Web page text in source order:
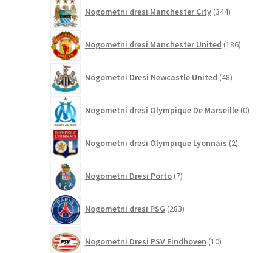
Nogometni dresi Manchester City 344izdelkov
Nogometni dresi Manchester United 186izdelkov
Nogometni Dresi Newcastle United 48izdelkov
Nogometni dresi Olympique De Marseille 0
Nogometni dresi Olympique Lyonnais 2izdelka
Nogometni Dresi Porto 7izdelkov
Nogometni dresi PSG 283izdelkov
Nogometni Dresi PSV Eindhoven 10izdelkov